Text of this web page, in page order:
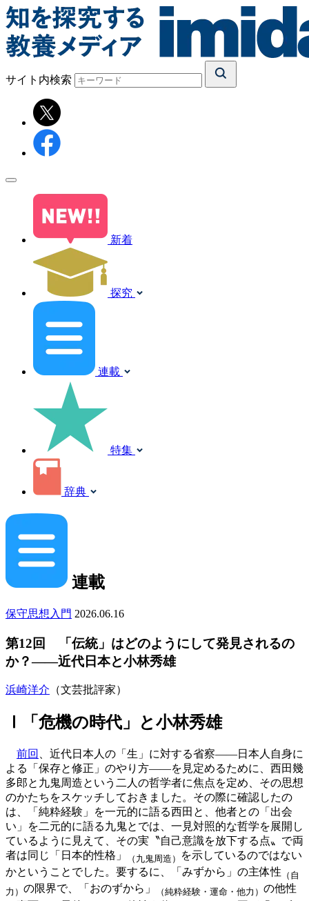
サイト内検索
新着
探究
連載
特集
辞典
連載
保守思想入門 2026.06.16
第12回 「伝統」はどのようにして発見されるの
か？——近代日本と小林秀雄
浜崎洋介 （文芸批評家）
Ⅰ「危機の時代」と小林秀雄
前回
、近代日本人の「生」に対する省察——日本人自身に
よる「保存と修正」のやり方——を見定めるために、西田幾
多郎と九鬼周造という二人の哲学者に焦点を定め、その思想
のかたちをスケッチしておきました。その際に確認したの
は、「純粋経験」を一元的に語る西田と、他者との「出会
い」を二元的に語る九鬼とでは、一見対照的な哲学を展開し
ているように見えて、その実〝自己意識を放下する点〟で両
者は同じ「日本的性格」
（九鬼周造）
を示しているのではない
かということでした。要するに、「みずから」の主体性 （自
力） の限界で、「おのずから」 （純粋経験・運命・他力） の他性